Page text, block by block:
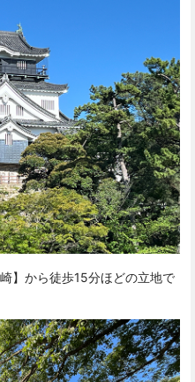
】から徒歩15分ほどの立地で